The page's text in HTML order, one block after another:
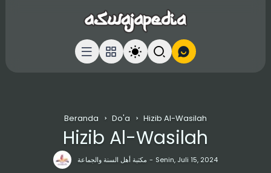
Beranda Do'a Hizib Al-Wasilah
مكتبة أهل السنة والجماعة Senin, Juli 15, 2024
Hizib Al-Wasilah